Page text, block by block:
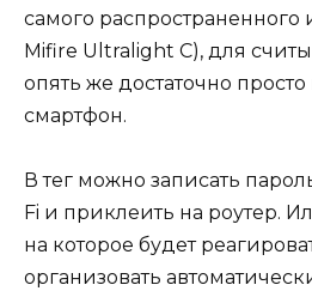
самого распространенного
Mifire Ultralight C), для
опять же достаточно
смартфон.
В тег можно записать
Fi и приклеить на роутер.
на которое будет
организовать